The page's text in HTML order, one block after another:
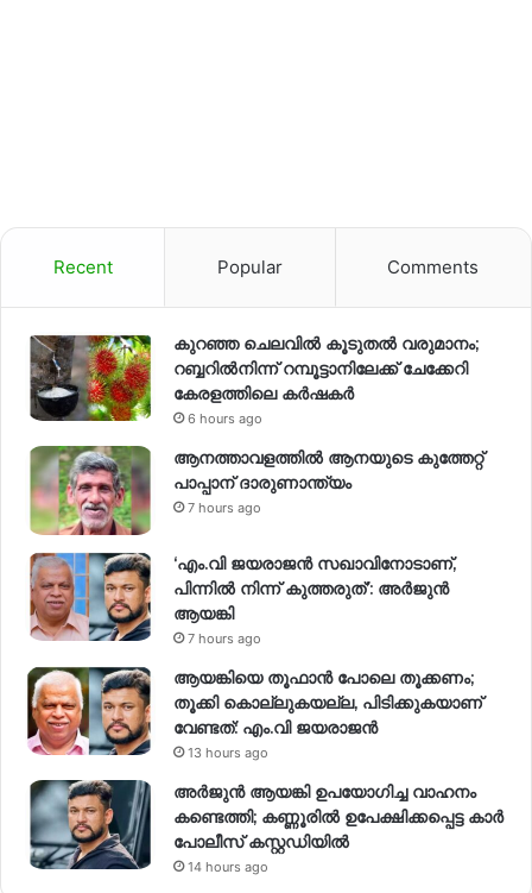
Recent Popular Comments
കുറഞ്ഞ ചെലവിൽ കൂടുതൽ വരുമാനം;
റബ്ബറിൽനിന്ന് റമ്പൂട്ടാനിലേക്ക് ചേക്കേറി
കേരളത്തിലെ കർഷകർ
6 hours ago
ആനത്താവളത്തിൽ ആനയുടെ കുത്തേറ്റ്
പാപ്പാന് ദാരുണാന്ത്യം
7 hours ago
‘എം.വി ജയരാജന്‍ സഖാവിനോടാണ്,
പിന്നില്‍ നിന്ന് കുത്തരുത്’: അര്‍ജുന്‍
ആയങ്കി
7 hours ago
ആയങ്കിയെ തൂഫാൻ പോലെ തൂക്കണം;
തൂക്കി കൊല്ലുകയല്ല, പിടിക്കുകയാണ്
വേണ്ടത്: എം.വി ജയരാജൻ
13 hours ago
അർജുൻ ആയങ്കി ഉപയോഗിച്ച വാഹനം
കണ്ടെത്തി; കണ്ണൂരിൽ ഉപേക്ഷിക്കപ്പെട്ട കാർ
പോലീസ് കസ്റ്റഡിയിൽ
14 hours ago